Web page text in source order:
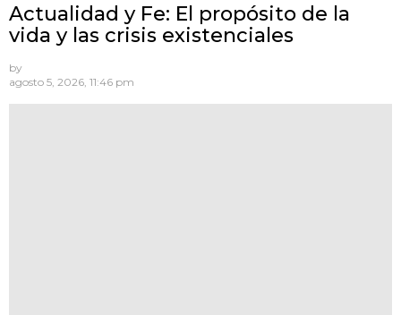
Actualidad y Fe: El propósito de la
vida y las crisis existenciales
by
agosto 5, 2026, 11:46 pm